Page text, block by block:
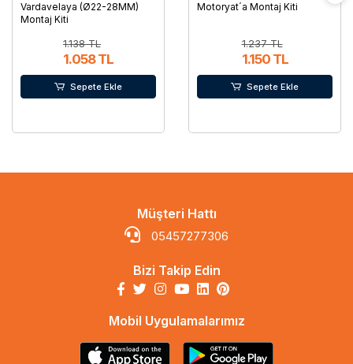
Vardavelaya (Ø22-28MM)
Montaj Kiti
1.138 TL
1.058 TL
Sepete Ekle
Motoryat´a Montaj Kiti
1.237 TL
1.150 TL
Sepete Ekle
Müşteri Hattı
05457277306
Bizi Takip Edin
Mobil Uygulamalarımız